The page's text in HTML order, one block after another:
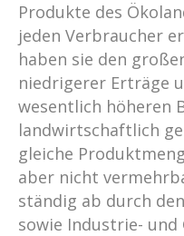
Produkte des
jeden Verbraucher
haben sie den
niedrigerer Erträge
wesentlich höheren
landwirtschaftlich
gleiche
aber nicht
ständig ab durch
sowie Industrie-